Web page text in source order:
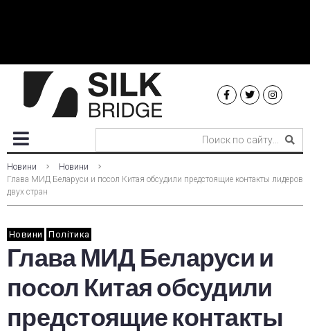
Новини
Новини
Глава МИД Беларуси и посол Китая обсудили предстоящие контакты лидеров
двух стран
Новини Політика
Глава МИД Беларуси и
посол Китая обсудили
предстоящие контакты